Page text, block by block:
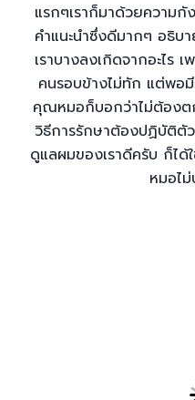
แรกๆเราก็มาด้วยความ
คำแนะนำซึ่งดีมากๆ อธิบ
เราบางลงเกิดจากอะไร เ
คนรอบข้างไม่ทัก แต่พอมี
คุณหมอก็บอกว่าไม่ต้องต
วิธีการรักษาต้องปฏิบัติตั
ดูแลผมของเราดีครับ ก็ได้
หมอไ